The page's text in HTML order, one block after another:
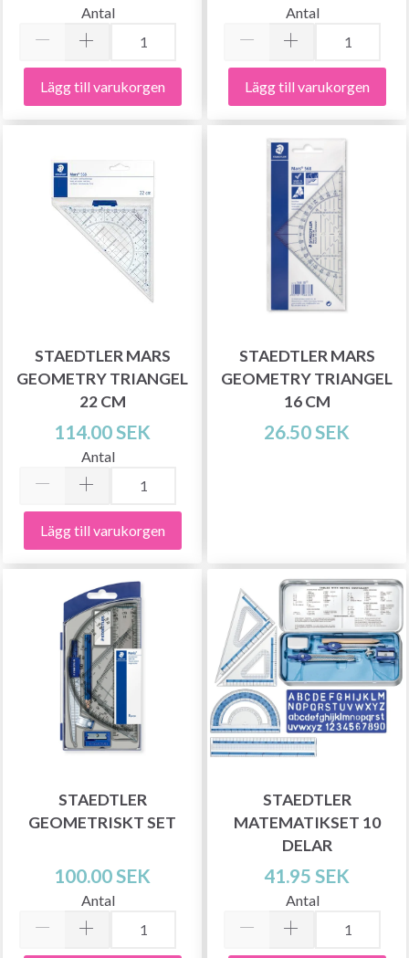
Antal
Lägg till varukorgen
Antal
Lägg till varukorgen
STAEDTLER MARS
GEOMETRY TRIANGEL
22 CM
114.00 SEK
Antal
Lägg till varukorgen
STAEDTLER MARS
GEOMETRY TRIANGEL
16 CM
26.50 SEK
STAEDTLER
GEOMETRISKT SET
100.00 SEK
Antal
STAEDTLER
MATEMATIKSET 10
DELAR
41.95 SEK
Antal